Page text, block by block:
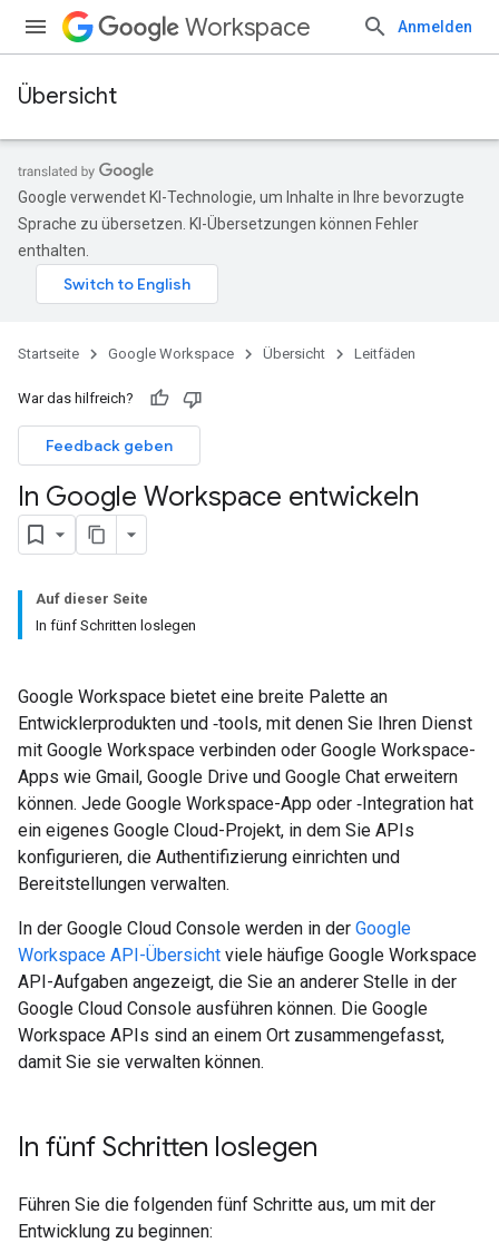
Workspace Anmelden
Übersicht
Google verwendet KI-Technologie, um Inhalte in Ihre bevorzugte
Sprache zu übersetzen. KI-Übersetzungen können Fehler
enthalten.
Startseite Google Workspace Übersicht Leitfäden
War das hilfreich?
Feedback geben
In Google Workspace entwickeln
Auf dieser Seite
In fünf Schritten loslegen
Google Workspace bietet eine breite Palette an
Entwicklerprodukten und ‑tools, mit denen Sie Ihren Dienst
mit Google Workspace verbinden oder Google Workspace-
Apps wie Gmail, Google Drive und Google Chat erweitern
können. Jede Google Workspace-App oder ‑Integration hat
ein eigenes Google Cloud-Projekt, in dem Sie APIs
konfigurieren, die Authentifizierung einrichten und
Bereitstellungen verwalten.
In der Google Cloud Console werden in der Google
Workspace API-Übersicht viele häufige Google Workspace
API-Aufgaben angezeigt, die Sie an anderer Stelle in der
Google Cloud Console ausführen können. Die Google
Workspace APIs sind an einem Ort zusammengefasst,
damit Sie sie verwalten können.
In fünf Schritten loslegen
Führen Sie die folgenden fünf Schritte aus, um mit der
Entwicklung zu beginnen: